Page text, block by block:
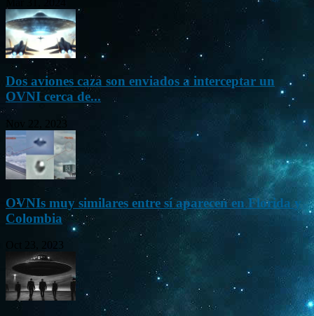
Dos aviones caza son enviados a interceptar un
OVNI cerca de...
Nov 22, 2023
OVNIs muy similares entre sí aparecen en Florida y
Colombia
Oct 23, 2023